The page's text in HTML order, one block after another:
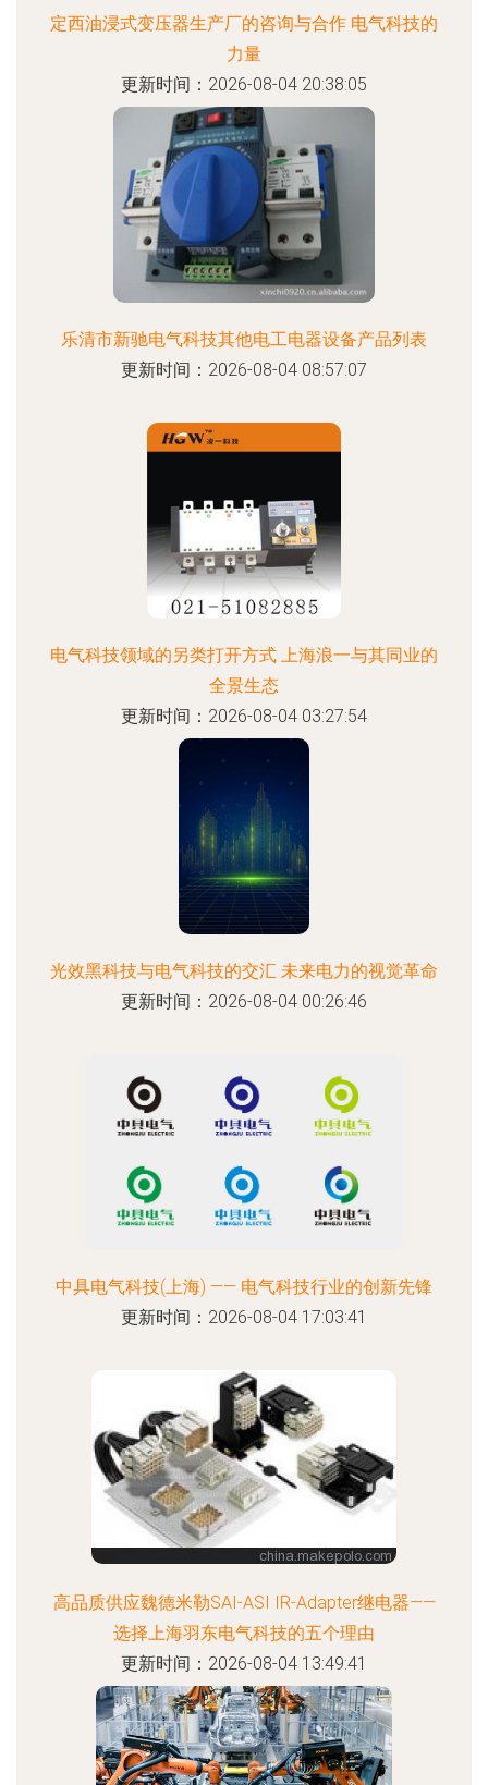
定西油浸式变压器生产厂的咨询与合作 电气科技的
力量
更新时间：2026-08-04 20:38:05
乐清市新驰电气科技其他电工电器设备产品列表
更新时间：2026-08-04 08:57:07
电气科技领域的另类打开方式 上海浪一与其同业的
全景生态
更新时间：2026-08-04 03:27:54
光效黑科技与电气科技的交汇 未来电力的视觉革命
更新时间：2026-08-04 00:26:46
中具电气科技(上海) —— 电气科技行业的创新先锋
更新时间：2026-08-04 17:03:41
高品质供应魏德米勒SAI-ASI IR-Adapter继电器——
选择上海羽东电气科技的五个理由
更新时间：2026-08-04 13:49:41